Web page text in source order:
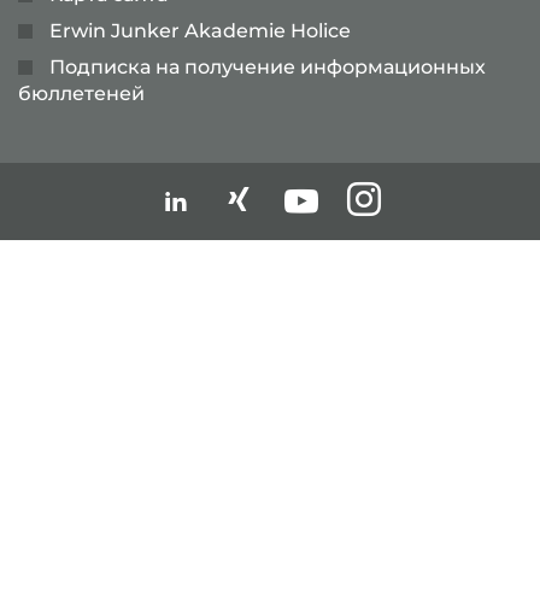
Erwin Junker Akademie Holice
Подписка на получение информационных
бюллетеней